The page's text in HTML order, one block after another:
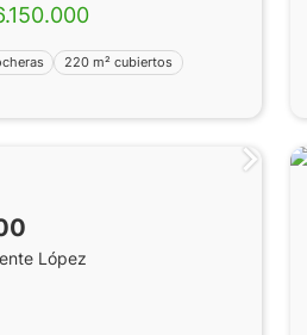
220 m² cubiertos
López